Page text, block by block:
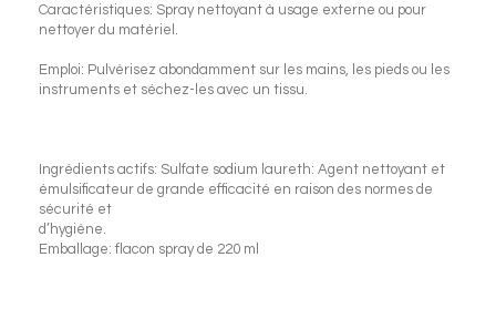
Caractéristiques: Spray nettoyant à usage externe ou pour
nettoyer du matériel.
Emploi: Pulvérisez abondamment sur les mains, les pieds ou les
instruments et séchez-les avec un tissu.
Ingrédients actifs: Sulfate sodium laureth: Agent nettoyant et
émulsificateur de grande efficacité en raison des normes de
sécurité et
d’hygiène.
Emballage: flacon spray de 220 ml